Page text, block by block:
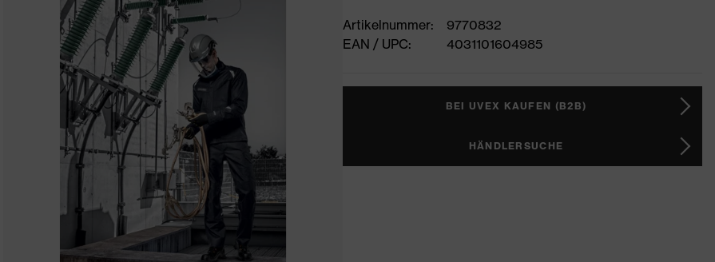
Artikelnummer:
9770832
EAN / UPC:
4031101604985
BEI UVEX KAUFEN (B2B)
HÄNDLERSUCHE